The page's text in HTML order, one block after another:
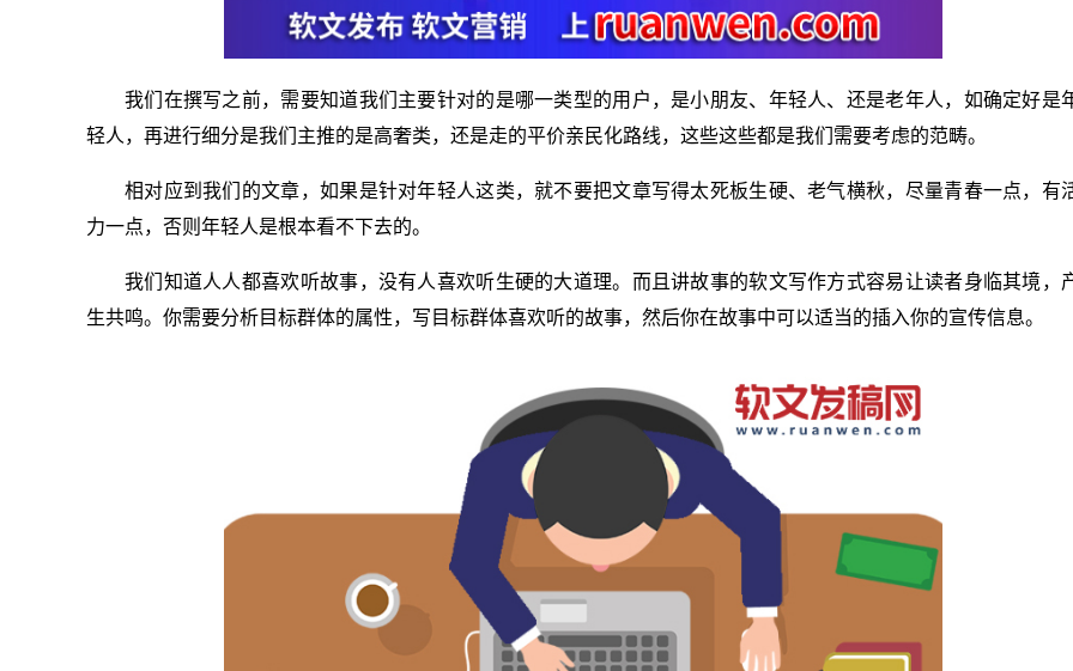
我们在撰写之前，需要知道我们主要针对的是哪一类型的用户，是小朋友、年轻人、还是老年人，如确定好是
轻人，再进行细分是我们主推的是高奢类，还是走的平价亲民化路线，这些这些都是我们需要考虑的范畴。
相对应到我们的文章，如果是针对年轻人这类，就不要把文章写得太死板生硬、老气横秋，尽量青春一点，有
力一点，否则年轻人是根本看不下去的。
我们知道人人都喜欢听故事，没有人喜欢听生硬的大道理。而且讲故事的软文写作方式容易让读者身临其境，
生共鸣。你需要分析目标群体的属性，写目标群体喜欢听的故事，然后你在故事中可以适当的插入你的宣传信息。